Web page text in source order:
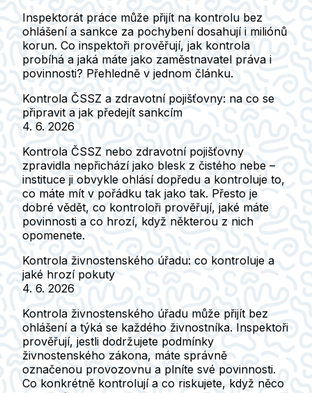
Inspektorát práce může přijít na kontrolu bez
ohlášení a sankce za pochybení dosahují i miliónů
korun. Co inspektoři prověřují, jak kontrola
probíhá a jaká máte jako zaměstnavatel práva i
povinnosti? Přehledně v jednom článku.
Kontrola ČSSZ a zdravotní pojišťovny: na co se
připravit a jak předejít sankcím
4. 6. 2026
Kontrola ČSSZ nebo zdravotní pojišťovny
zpravidla nepřichází jako blesk z čistého nebe –
instituce ji obvykle ohlásí dopředu a kontroluje to,
co máte mít v pořádku tak jako tak. Přesto je
dobré vědět, co kontroloři prověřují, jaké máte
povinnosti a co hrozí, když některou z nich
opomenete.
Kontrola živnostenského úřadu: co kontroluje a
jaké hrozí pokuty
4. 6. 2026
Kontrola živnostenského úřadu může přijít bez
ohlášení a týká se každého živnostníka. Inspektoři
prověřují, jestli dodržujete podmínky
živnostenského zákona, máte správně
označenou provozovnu a plníte své povinnosti.
Co konkrétně kontrolují a co riskujete, když něco